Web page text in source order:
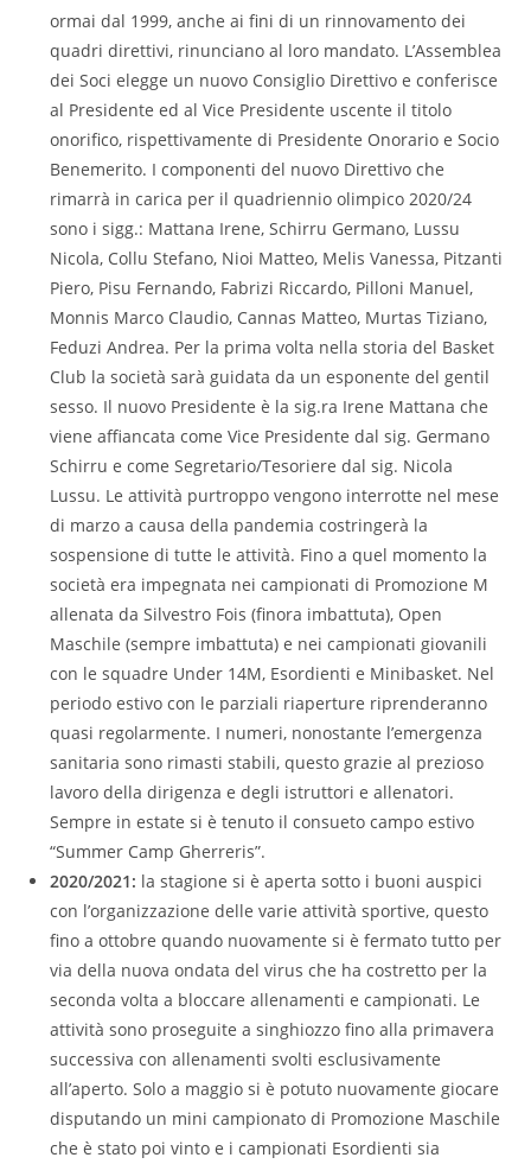
ormai dal 1999, anche ai fini di un rinnovamento dei
quadri direttivi, rinunciano al loro mandato. L’Assemblea
dei Soci elegge un nuovo Consiglio Direttivo e conferisce
al Presidente ed al Vice Presidente uscente il titolo
onorifico, rispettivamente di Presidente Onorario e Socio
Benemerito. I componenti del nuovo Direttivo che
rimarrà in carica per il quadriennio olimpico 2020/24
sono i sigg.: Mattana Irene, Schirru Germano, Lussu
Nicola, Collu Stefano, Nioi Matteo, Melis Vanessa, Pitzanti
Piero, Pisu Fernando, Fabrizi Riccardo, Pilloni Manuel,
Monnis Marco Claudio, Cannas Matteo, Murtas Tiziano,
Feduzi Andrea. Per la prima volta nella storia del Basket
Club la società sarà guidata da un esponente del gentil
sesso. Il nuovo Presidente è la sig.ra Irene Mattana che
viene affiancata come Vice Presidente dal sig. Germano
Schirru e come Segretario/Tesoriere dal sig. Nicola
Lussu. Le attività purtroppo vengono interrotte nel mese
di marzo a causa della pandemia costringerà la
sospensione di tutte le attività. Fino a quel momento la
società era impegnata nei campionati di Promozione M
allenata da Silvestro Fois (finora imbattuta), Open
Maschile (sempre imbattuta) e nei campionati giovanili
con le squadre Under 14M, Esordienti e Minibasket. Nel
periodo estivo con le parziali riaperture riprenderanno
quasi regolarmente. I numeri, nonostante l’emergenza
sanitaria sono rimasti stabili, questo grazie al prezioso
lavoro della dirigenza e degli istruttori e allenatori.
Sempre in estate si è tenuto il consueto campo estivo
“Summer Camp Gherreris”.
2020/2021: la stagione si è aperta sotto i buoni auspici
con l’organizzazione delle varie attività sportive, questo
fino a ottobre quando nuovamente si è fermato tutto per
via della nuova ondata del virus che ha costretto per la
seconda volta a bloccare allenamenti e campionati. Le
attività sono proseguite a singhiozzo fino alla primavera
successiva con allenamenti svolti esclusivamente
all’aperto. Solo a maggio si è potuto nuovamente giocare
disputando un mini campionato di Promozione Maschile
che è stato poi vinto e i campionati Esordienti sia